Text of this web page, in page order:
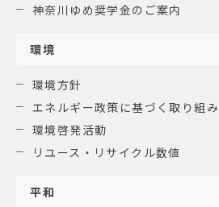
神奈川ゆめ奨学金のご案内
環境
環境方針
エネルギー政策に基づく取り組み
環境啓発活動
リユース・リサイクル数値
平和